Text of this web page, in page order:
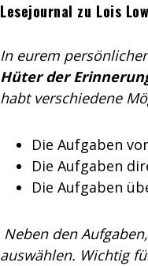
Lesejournal zu Lois
In eurem
Hüter der
habt verschiedene
Die Aufgaben
Die Aufgaben
Die Aufgaben
Neben den
auswählen. Wichtig